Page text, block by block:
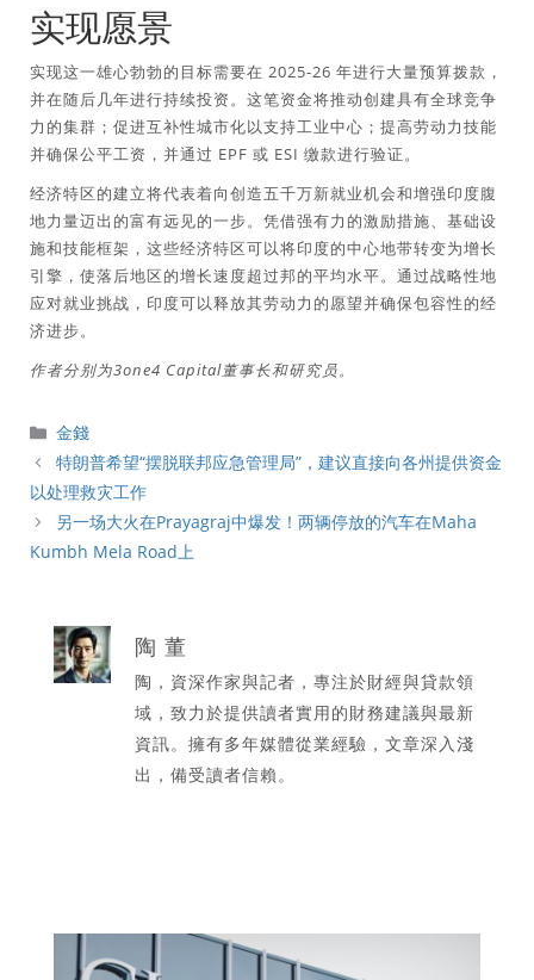
实现愿景
实现这一雄心勃勃的目标需要在 2025-26 年进行大量预算拨款，
并在随后几年进行持续投资。这笔资金将推动创建具有全球竞争
力的集群；促进互补性城市化以支持工业中心；提高劳动力技能
并确保公平工资，并通过 EPF 或 ESI 缴款进行验证。
经济特区的建立将代表着向创造五千万新就业机会和增强印度腹
地力量迈出的富有远见的一步。凭借强有力的激励措施、基础设
施和技能框架，这些经济特区可以将印度的中心地带转变为增长
引擎，使落后地区的增长速度超过邦的平均水平。通过战略性地
应对就业挑战，印度可以释放其劳动力的愿望并确保包容性的经
济进步。
作者分别为3one4 Capital董事长和研究员。
分
類
金錢
特朗普希望“摆脱联邦应急管理局”，建议直接向各州提供资金
以处理救灾工作
另一场大火在Prayagraj中爆发！两辆停放的汽车在Maha
Kumbh Mela Road上
陶 董
陶，資深作家與記者，專注於財經與貸款領
域，致力於提供讀者實用的財務建議與最新
資訊。擁有多年媒體從業經驗，文章深入淺
出，備受讀者信賴。